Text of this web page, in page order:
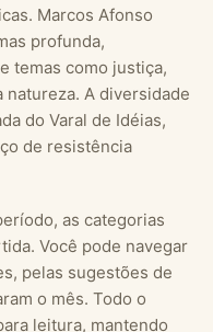
Marcos Afonso
profunda,
temas como justiça,
natureza. A diversidade
do Varal de Idéias,
de resistência
as categorias
Você pode navegar
pelas sugestões de
o mês. Todo o
leitura, mantendo